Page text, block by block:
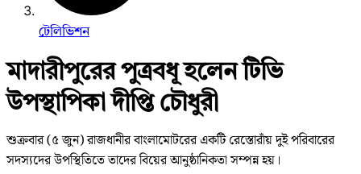
টেলিভিশন
মাদারীপুরের পুত্রবধূ হলেন টিভি
উপস্থাপিকা দীপ্তি চৌধুরী
শুক্রবার (৫ জুন) রাজধানীর বাংলামোটরের একটি রেস্তোরাঁয় দুই পরিবারের
সদস্যদের উপস্থিতিতে তাদের বিয়ের আনুষ্ঠানিকতা সম্পন্ন হয়।